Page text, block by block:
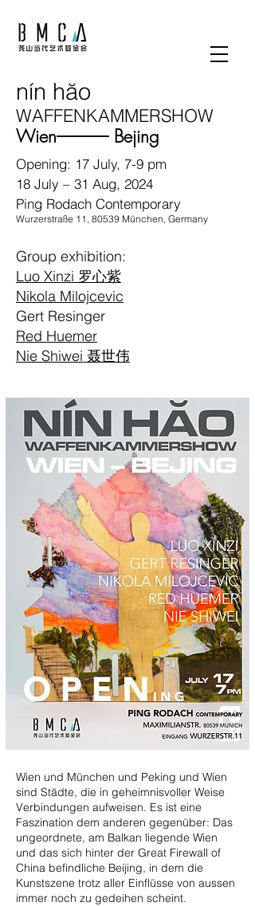
nín hăo
WAFFENKAMMERSHOW
Wien––––––– Bejing
Opening: 17 July, 7-9 pm
18 July – 31 Aug, 2024
Ping Rodach Contemporary
Wurzerstraße 11, 80539 München, Germany
Group exhibition:
Luo Xinzi 罗心紫
Nikola Milojcevic
Gert Resinger
Red Huemer
Nie Shiwei 聂世伟
Wien und München und Peking und Wien
sind Städte, die in geheimnisvoller Weise
Verbindungen aufweisen. Es ist eine
Faszination dem anderen gegenüber: Das
ungeordnete, am Balkan liegende Wien
und das sich hinter der Great Firewall of
China befindliche Beijing, in dem die
Kunstszene trotz aller Einflüsse von aussen
immer noch zu gedeihen scheint.